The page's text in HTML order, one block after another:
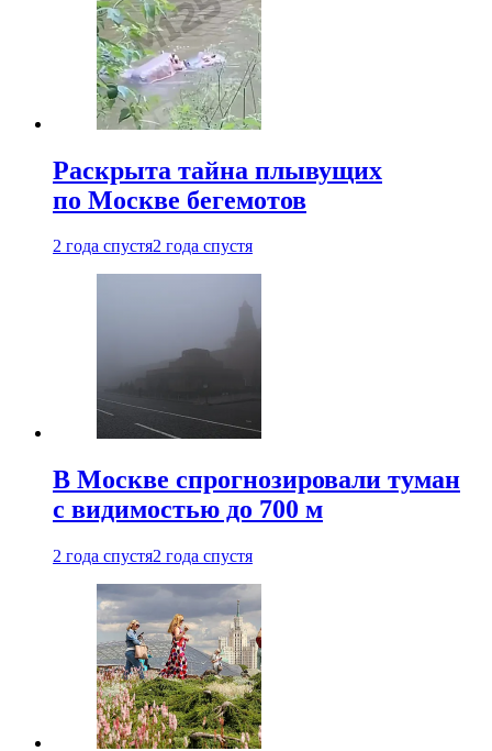
Раскрыта тайна плывущих
по Москве бегемотов
2 года спустя2 года спустя
В Москве спрогнозировали туман
с видимостью до 700 м
2 года спустя2 года спустя